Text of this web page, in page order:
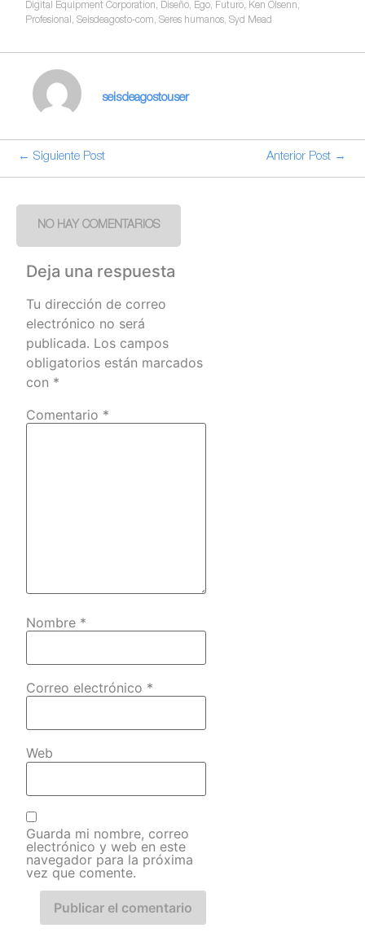
Digital Equipment Corporation, Diseño, Ego, Futuro, Ken Olsenn,
Profesional ,Seisdeagosto-com,Seres humanos,Syd Mead
seisdeagostouser
← Siguiente Post Anterior Post →
NO HAY COMENTARIOS
Deja una respuesta
Tu dirección de correo
electrónico no será
publicada. Los campos
obligatorios están marcados
con *
Comentario *
Nombre *
Correo electrónico *
Web
Guarda mi nombre, correo
electrónico y web en este
navegador para la próxima
vez que comente.